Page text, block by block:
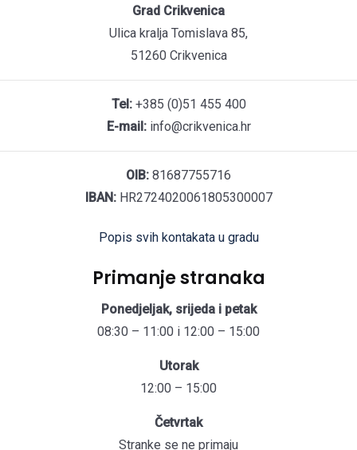
Grad Crikvenica
Ulica kralja Tomislava 85,
51260 Crikvenica
Tel:+385 (0)51 455 400
E-mail:info@crikvenica.hr
OIB: 81687755716
IBAN:HR2724020061805300007
Popis svih kontakata u gradu
Primanje stranaka
Ponedjeljak, srijeda i petak
08:30 – 11:00 i 12:00 – 15:00
Utorak
12:00 – 15:00
Četvrtak
Stranke se ne primaju